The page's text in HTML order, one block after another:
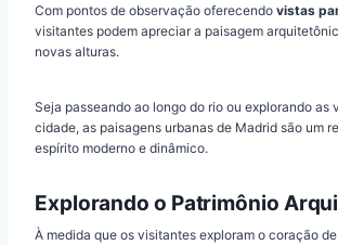
Com pontos de observação oferecendo vistas
visitantes podem apreciar a paisagem
novas alturas.
Seja passeando ao longo do rio ou explorando as
cidade, as paisagens urbanas de Madrid são um
espírito moderno e dinâmico.
Explorando o Patrimônio
À medida que os visitantes exploram o coração